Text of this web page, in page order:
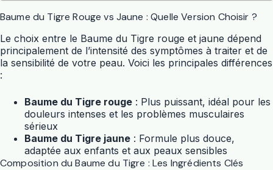
Baume du Tigre Rouge vs Jaune : Quelle Version Choisir ?
Le choix entre le Baume du Tigre rouge et jaune dépend
principalement de l’intensité des symptômes à traiter et de
la sensibilité de votre peau. Voici les principales différences
:
Baume du Tigre rouge : Plus puissant, idéal pour les
douleurs intenses et les problèmes musculaires
sérieux
Baume du Tigre jaune : Formule plus douce,
adaptée aux enfants et aux peaux sensibles
Composition du Baume du Tigre : Les Ingrédients Clés